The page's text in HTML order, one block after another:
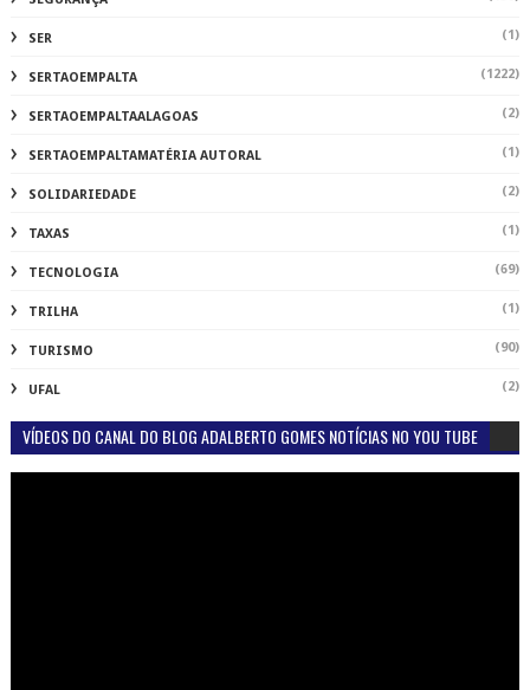
SER (1)
SERTAOEMPALTA (1222)
SERTAOEMPALTAALAGOAS (2)
SERTAOEMPALTAMATÉRIA AUTORAL (1)
SOLIDARIEDADE (2)
TAXAS (1)
TECNOLOGIA (69)
TRILHA (1)
TURISMO (90)
UFAL (2)
VÍDEOS DO CANAL DO BLOG ADALBERTO GOMES NOTÍCIAS NO YOU TUBE